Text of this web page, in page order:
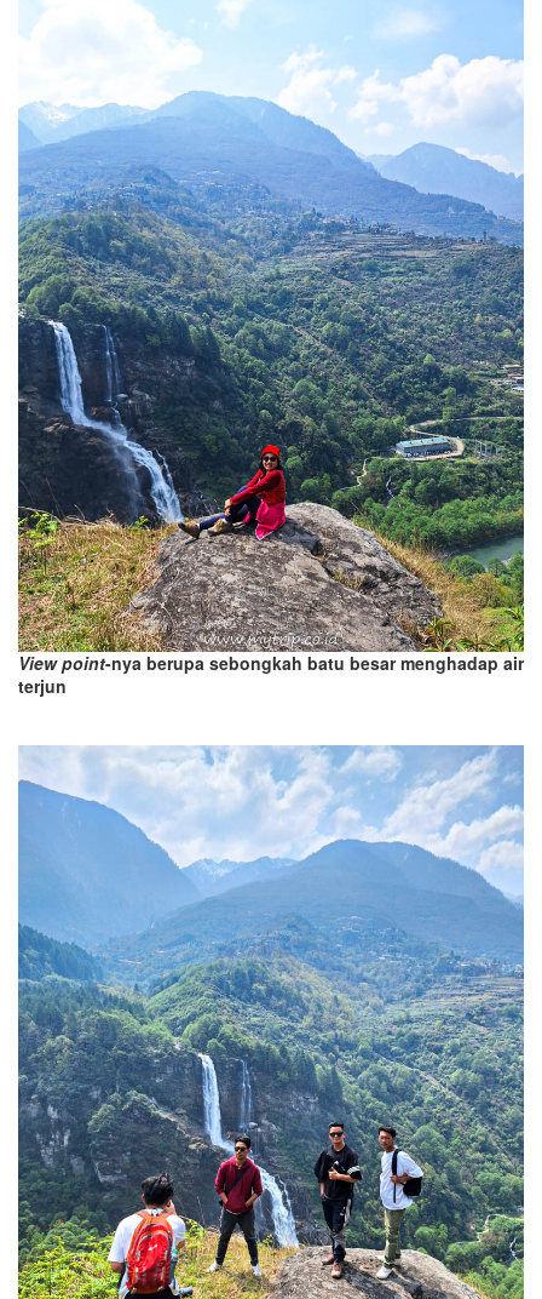
View point-nya berupa sebongkah batu besar menghadap air
terjun